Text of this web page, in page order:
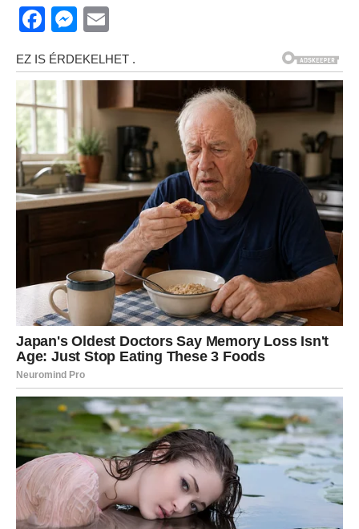
F
a
c
e
b
o
o
k
M
ss
e
n
g
e
r
ai